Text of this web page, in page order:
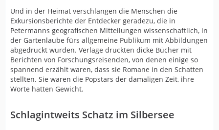
Und in der Heimat verschlangen die Menschen die
Exkursionsberichte der Entdecker geradezu, die in
Petermanns geografischen Mitteilungen wissenschaftlich, in
der Gartenlaube fürs allgemeine Publikum mit Abbildungen
abgedruckt wurden. Verlage druckten dicke Bücher mit
Berichten von Forschungsreisenden, von denen einige so
spannend erzählt waren, dass sie Romane in den Schatten
stellten. Sie waren die Popstars der damaligen Zeit, ihre
Worte hatten Gewicht.
Schlagintweits Schatz im Silbersee